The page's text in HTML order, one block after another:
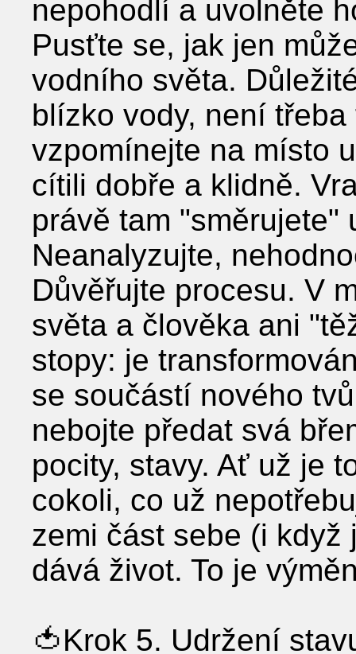
nepohodlí a uvolněte
Pusťte se, jak jen
vodního světa.
blízko vody, není
vzpomínejte na místo
cítili dobře a klidně.
právě tam "směrujete"
Neanalyzujte,
Důvěřujte procesu. V
světa a člověka ani
stopy: je
se součástí nového
nebojte předat svá
pocity, stavy. Ať už je
cokoli, co už
zemi část sebe (i když
dává život. To je
🍅Krok 5. Udržení